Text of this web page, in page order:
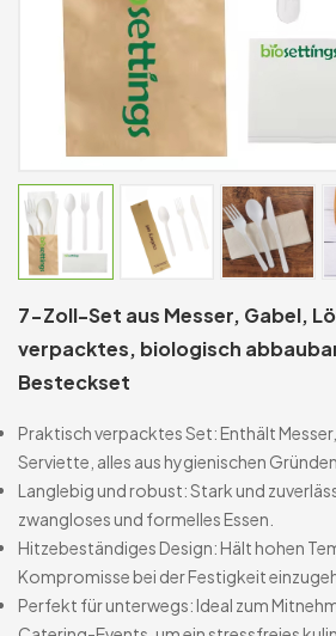
7-Zoll-Set aus Messer, Gabel,
verpacktes, biologisch
Besteckset
Praktisch verpacktes Set: Enthält
Serviette, alles aus hygienischen
Langlebig und robust: Stark und
zwangloses und formelles Essen.
Hitzebeständiges Design: Hält hohen
Kompromisse bei der Festigkeit
Perfekt für unterwegs: Ideal zum